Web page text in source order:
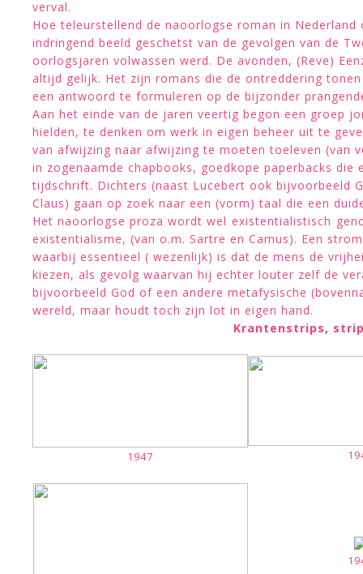
verval.
Hoe teleurstellend de naoorlogse roman in
indringend beeld geschetst van de gevolgen van de
oorlogsjaren volwassen werd. De avonden, (Reve)
altijd gelijk. Het zijn romans die de ontreddering
een antwoord te formuleren op de bijzonder
Aan het einde van de jaren veertig begon een groep
hielden, te denken om werk in eigen beheer uit te
van afwijzing naar afwijzing te moeten toeleven (van
in zogenaamde chapbooks, goedkope paperbacks
tijdschrift. Dichters (naast Lucebert ook bijvoorbeeld
Claus) gaan op zoek naar een (vorm) taal die een
Het naoorlogse proza wordt wel existentialistisch
existentialisme, (van o.m. Sartre en Camus). Een
waarbij essentieel ( wezenlijk) is dat de mens de
kiezen, als gevolg waarvan hij echter louter zelf de
bijvoorbeeld God of een andere metafysische
wereld, maar houdt toch zijn lot in eigen hand.
Krantenstrips,
1947